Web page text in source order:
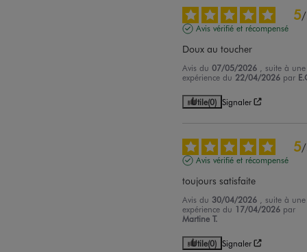
5/
Avis vérifié et récompensé
Doux au toucher
Avis du07/05/2026
, suite à une
expérience du 22/04/2026 par
Utile(0) Signaler
5/
Avis vérifié et récompensé
toujours satisfaite
Avis du 30/04/2026
, suite à une
expérience du 17/04/2026 par
Martine T.
Utile(0) Signaler